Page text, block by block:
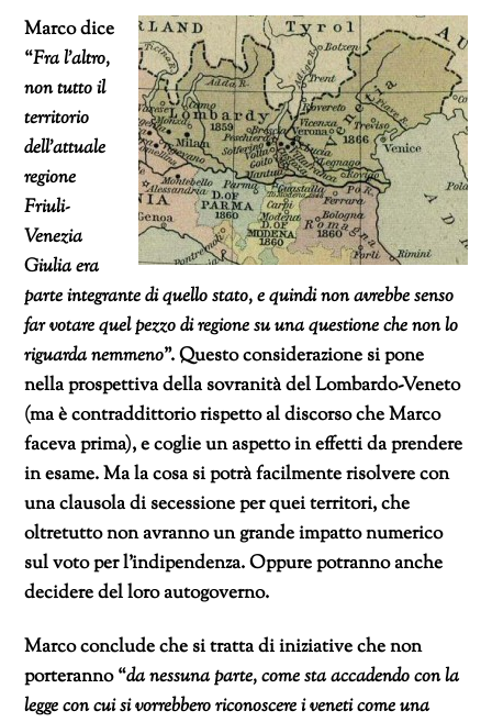
Marco dice
“Fra l’altro,
non tutto il
territorio
dell’attuale
regione
Friuli-
Venezia
Giulia era
parte integrante di quello stato, e quindi non avrebbe senso
far votare quel pezzo di regione su una questione che non lo
riguarda nemmeno”. Questo considerazione si pone
nella prospettiva della sovranità del Lombardo-Veneto
(ma è contraddittorio rispetto al discorso che Marco
faceva prima), e coglie un aspetto in effetti da prendere
in esame. Ma la cosa si potrà facilmente risolvere con
una clausola di secessione per quei territori, che
oltretutto non avranno un grande impatto numerico
sul voto per l’indipendenza. Oppure potranno anche
decidere del loro autogoverno.
Marco conclude che si tratta di iniziative che non
porteranno “da nessuna parte, come sta accadendo con la
legge con cui si vorrebbero riconoscere i veneti come una